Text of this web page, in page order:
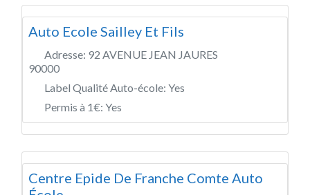
Auto Ecole Sailley Et Fils
Adresse: 92 AVENUE JEAN JAURES
90000
Label Qualité Auto-école: Yes
Permis à 1€: Yes
Centre Epide De Franche Comte Auto